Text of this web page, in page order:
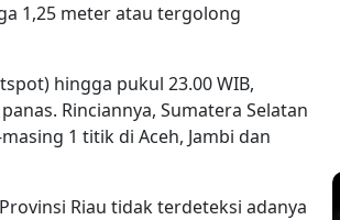
1,25 meter atau tergolong
hingga pukul 23.00 WIB,
Rinciannya, Sumatera Selatan
1 titik di Aceh, Jambi dan
Riau tidak terdeteksi adanya